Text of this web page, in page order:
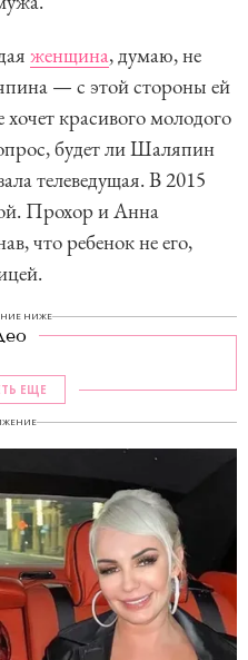
женщина, думаю, не
— с этой стороны ей
красивого молодого
будет ли Шаляпин
телеведущая. В 2015
Прохор и Анна
что ребенок не его,
НИЖЕ
ЕЩЕ